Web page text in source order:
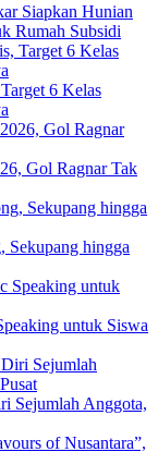
Siapkan Hunian
Rumah Subsidi
6 Kelas
Gol Ragnar Tak
Sekupang hingga
untuk Siswa
Sejumlah Anggota,